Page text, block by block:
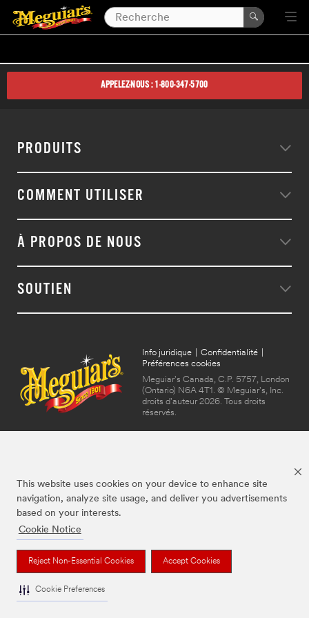
This website uses cookies on your device to enhance site
navigation, analyze site usage, and deliver you advertisements
based on your interests.
Cookie Notice
Reject Non-Essential Cookies Accept Cookies
Cookie Preferences
APPELEZ-NOUS : 1-800-347-5700
PRODUITS
COMMENT UTILISER
À PROPOS DE NOUS
SOUTIEN
Info juridique Confidentialité
Préférences cookies
Meguiar's Canada, C.P. 5757, London
(Ontario) N6A 4T1. © Meguiar's, Inc.
droits d'auteur 2026. Tous droits
réservés.
Les marques mentionnées ci-dessus sont des marques de commerce de
Meguiar's, utilisées sous licence au Canada.